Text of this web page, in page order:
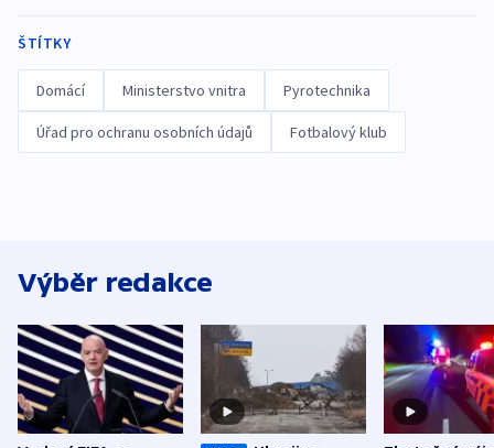
ŠTÍTKY
Domácí Ministerstvo vnitra Pyrotechnika
Úřad pro ochranu osobních údajů Fotbalový klub
Výběr redakce